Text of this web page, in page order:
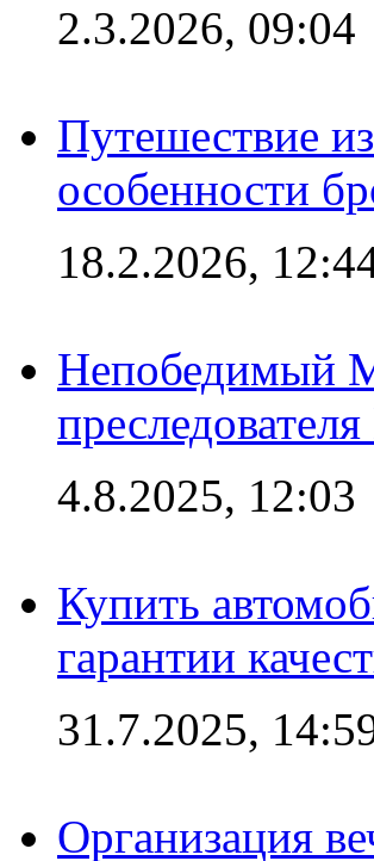
2.3.2026, 09:04
Путешествие
особенности
18.2.2026,
Непобедимый
4.8.2025, 12:03
Купить
гарантии
31.7.2025,
Организация